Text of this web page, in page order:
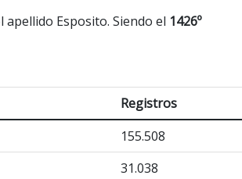
Esposito. Siendo el 1426º
Registros
155.508
31.038